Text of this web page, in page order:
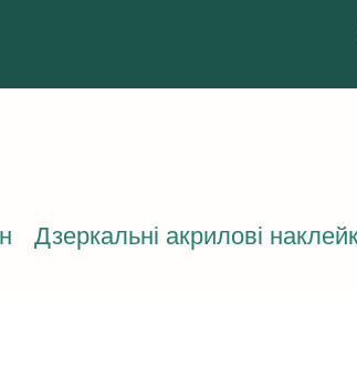
Дзеркальні акрилові